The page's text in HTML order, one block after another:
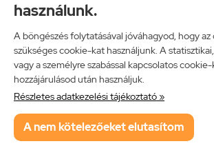
használunk.
A böngészés folytatásával jóváhagyod, hogy
szükséges cookie-kat használjunk. A
vagy a személyre szabással kapcsolatos
hozzájárulásod után használjuk.
Részletes adatkezelési tájékoztató »
A nem kötelezőeket elutasítom
Impresszum
Vissza a főoldalra
Neon Music Hungary Bt.
ÁSZF
Adatkezelési tájékoztató